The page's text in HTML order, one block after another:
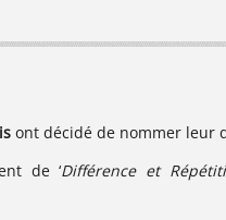
ont décidé de nommer leur
de ‘Différence et